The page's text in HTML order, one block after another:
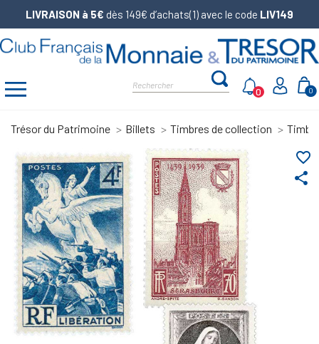
LIVRAISON à 5€ dès 149€ d’achats(1) avec le code LIV149
0
0
Trésor du Patrimoine Billets Timbres de collection
share
favorite_border